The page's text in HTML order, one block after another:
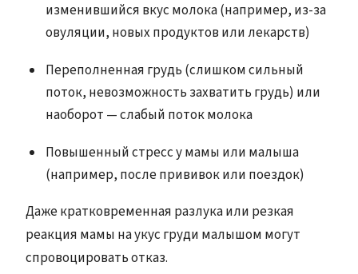
изменившийся вкус молока (например, из-за
овуляции, новых продуктов или лекарств)
Переполненная грудь (слишком сильный
поток, невозможность захватить грудь) или
наоборот — слабый поток молока
Повышенный стресс у мамы или малыша
(например, после прививок или поездок)
Даже кратковременная разлука или резкая
реакция мамы на укус груди малышом могут
спровоцировать отказ.